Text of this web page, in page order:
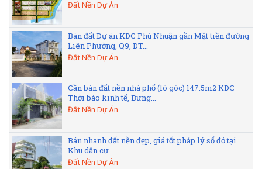
Đất Nền Dự Án
Bán đất Dự án KDC Phú Nhuận gần Mặt tiền đường
Liên Phường, Q9, DT...
Đất Nền Dự Án
Cần bán đất nền nhà phố (lô góc) 147.5m2 KDC
Thời báo kinh tế, Bưng...
Đất Nền Dự Án
Bán nhanh đất nền đẹp, giá tốt pháp lý sổ đỏ tại
Khu dân cư...
Đất Nền Dự Án